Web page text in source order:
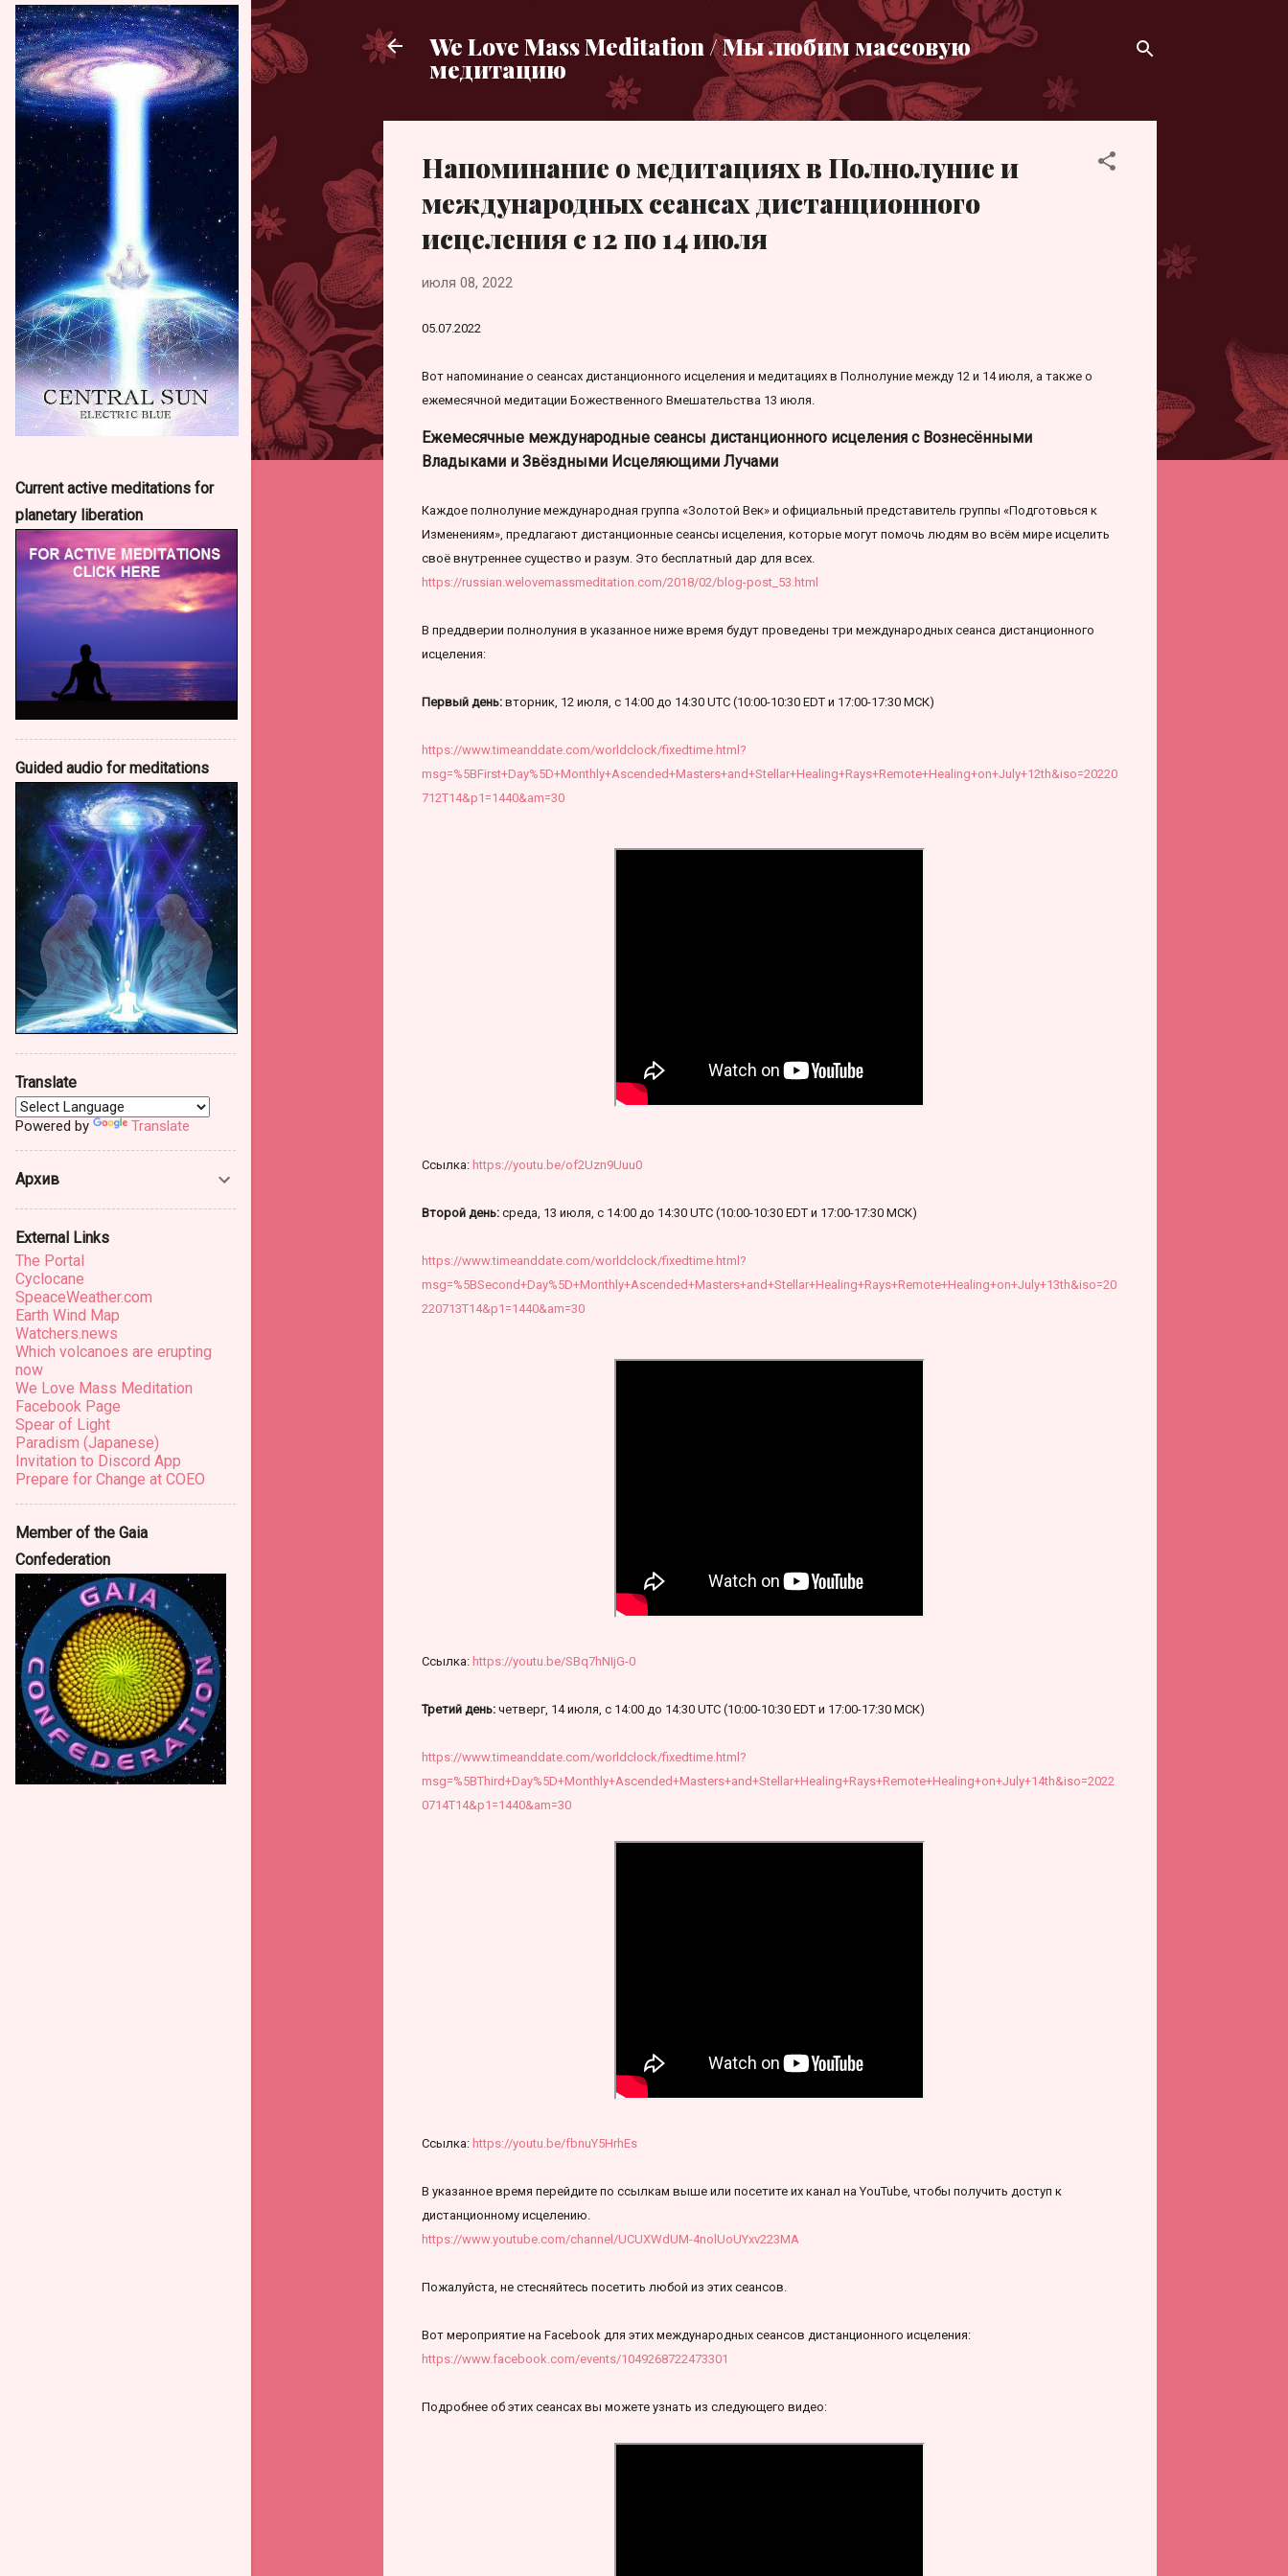
We Love Mass Meditation / Мы любим массовую
медитацию
Напоминание о медитациях в Полнолуние и
международных сеансах дистанционного
исцеления с 12 по 14 июля
июля 08, 2022
05.07.2022
Вот напоминание о сеансах дистанционного исцеления и медитациях в Полнолуние между 12 и 14 июля, а также о
ежемесячной медитации Божественного Вмешательства 13 июля.
Ежемесячные международные сеансы дистанционного исцеления с Вознесёнными
Владыками и Звёздными Исцеляющими Лучами
Каждое полнолуние международная группа «Золотой Век» и официальный представитель группы «Подготовься к
Изменениям», предлагают дистанционные сеансы исцеления, которые могут помочь людям во всём мире исцелить
своё внутреннее существо и разум. Это бесплатный дар для всех.
https://russian.welovemassmeditation.com/2018/02/blog-post_53.html
В преддверии полнолуния в указанное ниже время будут проведены три международных сеанса дистанционного
исцеления:
Первый день:вторник, 12 июля, с 14:00 до 14:30 UTC (10:00-10:30 EDT и 17:00-17:30 МСК)
https://www.timeanddate.com/worldclock/fixedtime.html?
msg=%5BFirst+Day%5D+Monthly+Ascended+Masters+and+Stellar+Healing+Rays+Remote+Healing+on+July+12th&iso=20220
712T14&p1=1440&am=30
Ссылка: https://youtu.be/of2Uzn9Uuu0
Второй день:среда, 13 июля, с 14:00 до 14:30 UTC (10:00-10:30 EDT и 17:00-17:30 МСК)
https://www.timeanddate.com/worldclock/fixedtime.html?
msg=%5BSecond+Day%5D+Monthly+Ascended+Masters+and+Stellar+Healing+Rays+Remote+Healing+on+July+13th&iso=20
220713T14&p1=1440&am=30
Ссылка: https://youtu.be/SBq7hNIjG-0
Третий день:четверг, 14 июля, с 14:00 до 14:30 UTC (10:00-10:30 EDT и 17:00-17:30 МСК)
https://www.timeanddate.com/worldclock/fixedtime.html?
msg=%5BThird+Day%5D+Monthly+Ascended+Masters+and+Stellar+Healing+Rays+Remote+Healing+on+July+14th&iso=2022
0714T14&p1=1440&am=30
Ссылка: https://youtu.be/fbnuY5HrhEs
В указанное время перейдите по ссылкам выше или посетите их канал на YouTube, чтобы получить доступ к
дистанционному исцелению.
https://www.youtube.com/channel/UCUXWdUM-4nolUoUYxv223MA
Пожалуйста, не стесняйтесь посетить любой из этих сеансов.
Вот мероприятие на Facebook для этих международных сеансов дистанционного исцеления:
https://www.facebook.com/events/1049268722473301
Подробнее об этих сеансах вы можете узнать из следующего видео:
Current active meditations for
planetary liberation
Guided audio for meditations
Translate
Powered by Translate
Архив
External Links
The Portal
Cyclocane
SpeaceWeather.com
Earth Wind Map
Watchers.news
Which volcanoes are erupting
now
We Love Mass Meditation
Facebook Page
Spear of Light
Paradism (Japanese)
Invitation to Discord App
Prepare for Change at COEO
Member of the Gaia
Confederation